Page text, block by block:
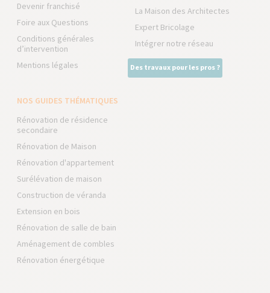
Devenir franchisé
Foire aux Questions
Conditions générales
d’intervention
Mentions légales
La Maison des Architectes
Expert Bricolage
Intégrer notre réseau
Des travaux pour les pros ?
NOS GUIDES THÉMATIQUES
Rénovation de résidence
secondaire
Rénovation de Maison
Rénovation d'appartement
Surélévation de maison
Construction de véranda
Extension en bois
Rénovation de salle de bain
Aménagement de combles
Rénovation énergétique